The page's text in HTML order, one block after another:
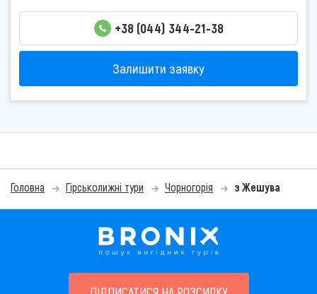
+38 (044) 344-21-38
Залишити заявку
Головна Гірськолижні тури Чорногорія з Жешува